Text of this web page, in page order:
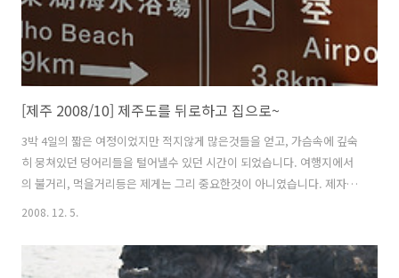
[제주 2008/10] 제주도를 뒤로하고 집으로~
3박 4일의 짧은 여정이었지만 적지않게 많은것들을 얻고, 가슴속에 깊숙
히 뭉쳐있던 덩어리들을 털어낼수 있던 시간이 되었습니다. 여행지에서
의 불거리, 먹을거리등은 제게는 그리 중요한것이 아니였습니다. 제자신
이 고생과 불편을 택했기에 도보와 대중교통을 이용해서 제주도를 한바
수도 있었지만 그리 큰 문제가 되진 않았습니다. 다만 한가지 후회가 된
다면, 왜! 한살이라도 어릴때 혼자 할 수 있는 여행을 하지 않았나 하는 점
2008. 12. 5.